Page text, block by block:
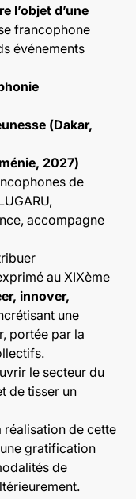
l’objet d’une
francophone
événements
(Dakar,
2027)
de
accompagne
auXIXème
innover,
une
portée par la
le secteur du
de tisser un
réalisation de cette
gratification
de